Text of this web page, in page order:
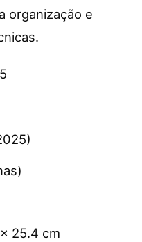
organização e
25.4 cm